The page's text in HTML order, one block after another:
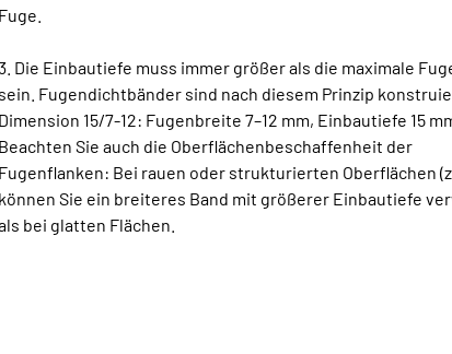
Fuge.
Die Einbautiefe muss immer größer als die maximale
sein. Fugendichtbänder sind nach diesem Prinzip
Dimension 15/7-12: Fugenbreite 7–12 mm, Einbautiefe 15
Beachten Sie auch die Oberflächenbeschaffenheit der
Fugenflanken: Bei rauen oder strukturierten Oberflächen
können Sie ein breiteres Band mit größerer Einbautiefe
bei glatten Flächen.